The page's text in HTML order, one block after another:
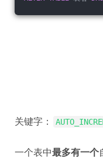
关键字：
一个表中最多有一个